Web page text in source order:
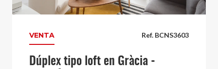
Ref. BCNS3603
VENTA
Dúplex tipo loft en Gràcia -